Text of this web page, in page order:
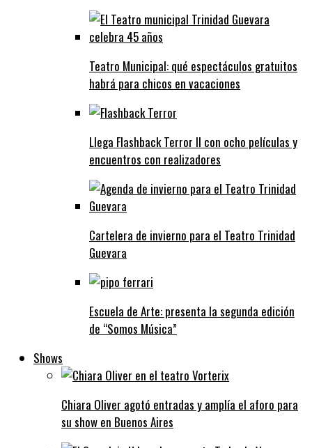
Teatro Municipal: qué espectáculos gratuitos
habrá para chicos en vacaciones
Llega Flashback Terror II con ocho películas y
encuentros con realizadores
Cartelera de invierno para el Teatro Trinidad
Guevara
Escuela de Arte: presenta la segunda edición
de “Somos Música”
Shows
Chiara Oliver agotó entradas y amplía el aforo para
su show en Buenos Aires